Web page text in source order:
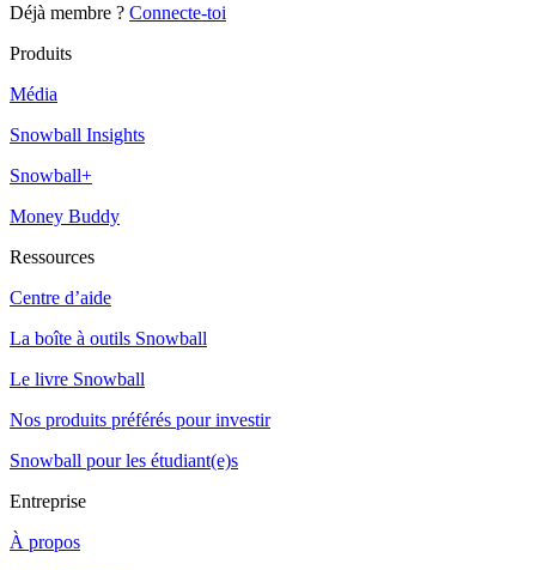
Déjà membre ? Connecte-toi
Produits
Média
Snowball Insights
Snowball+
Money Buddy
Ressources
Centre d’aide
La boîte à outils Snowball
Le livre Snowball
Nos produits préférés pour investir
Snowball pour les étudiant(e)s
Entreprise
À propos